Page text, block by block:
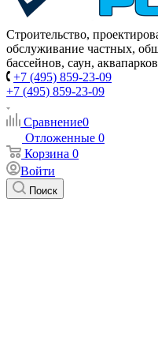
Строительство,
обслуживание частных,
бассейнов, саун,
+7 (495) 859-23-09
+7 (495) 859-23-09
Сравнение0
Отложенные 0
Корзина 0
Войти
Поиск